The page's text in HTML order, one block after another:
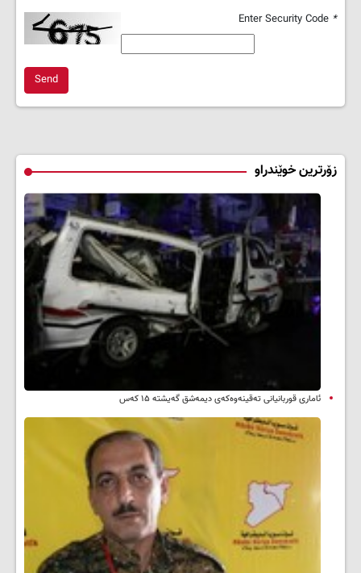
*
Send
زۆرترین خوێندراو
ئاماری قوربانیانی تەقینەوەکەی دیمەشق گەیشتە ۱۵ کەس